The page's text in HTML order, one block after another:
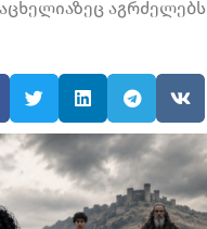
აგრძელებს